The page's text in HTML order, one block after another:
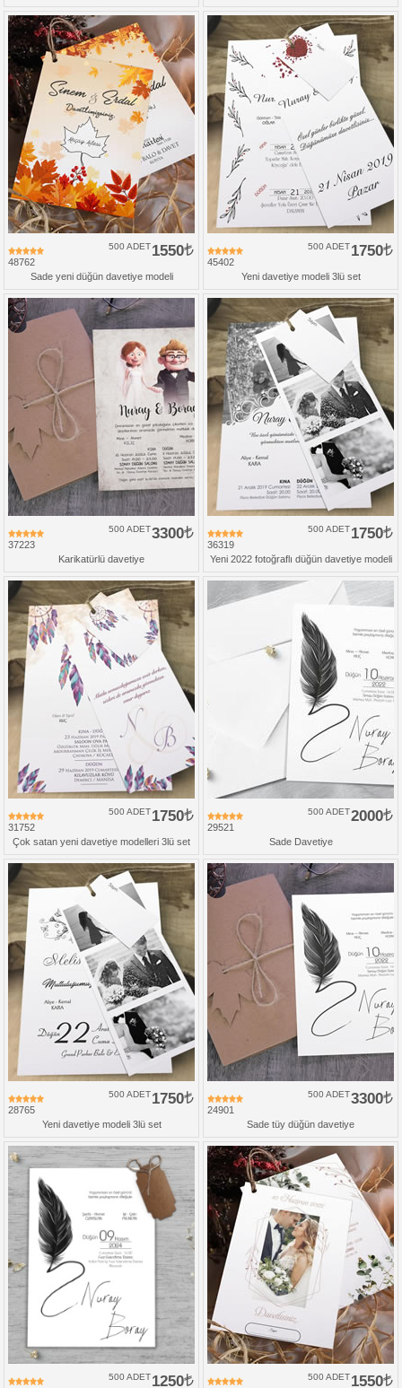
48762
1550
500 ADET
Sade yeni düğün davetiye modeli
45402
1750
500 ADET
Yeni davetiye modeli 3lü set
37223
3300
500 ADET
Karikatürlü davetiye
36319
1750
500 ADET
Yeni 2022 fotoğraflı düğün davetiye modeli
31752
1750
500 ADET
Çok satan yeni davetiye modelleri 3lü set
29521
2000
500 ADET
Sade Davetiye
28765
1750
500 ADET
Yeni davetiye modeli 3lü set
24901
3300
500 ADET
Sade tüy düğün davetiye
1250
500 ADET 1550
500 ADET